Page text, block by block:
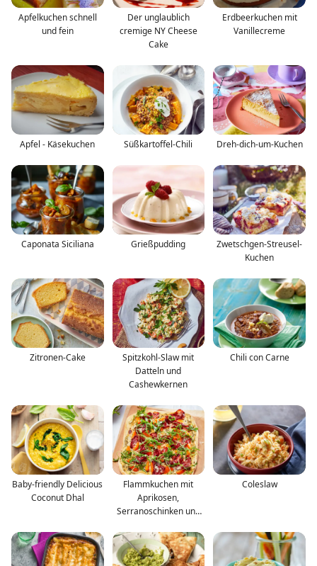
Apfelkuchen schnell
und fein
Der unglaublich
cremige NY Cheese
Cake
Erdbeerkuchen mit
Vanillecreme
Apfel - Käsekuchen Süßkartoffel-Chili Dreh-dich-um-Kuchen
Caponata Siciliana Grießpudding
Zwetschgen-Streusel-
Kuchen
Zitronen-Cake
Spitzkohl-Slaw mit
Datteln und
Cashewkernen
Chili con Carne
Baby-friendly Delicious
Coconut Dhal
Flammkuchen mit
Aprikosen,
Serranoschinken und
Coleslaw